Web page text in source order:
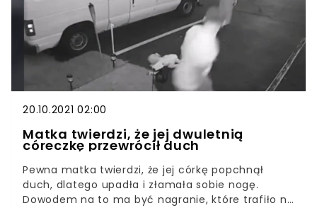
20.10.2021 02:00
Matka twierdzi, że jej dwuletnią
córeczkę przewrócił duch
Pewna matka twierdzi, że jej córkę popchnął
duch, dlatego upadła i złamała sobie nogę.
Dowodem na to ma być nagranie, które trafiło na